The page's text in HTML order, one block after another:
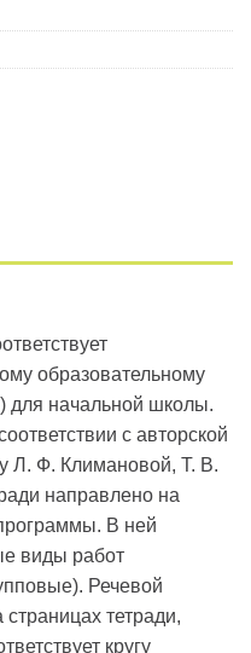
образовательному
для начальной школы.
с авторской
Л. Ф. Климановой, Т. В.
направлено на
В ней
виды работ
Речевой
тетради,
кругу